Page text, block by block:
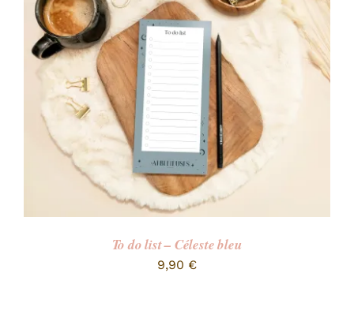
RECHERCHER:
To do list – Céleste bleu
9,90 €